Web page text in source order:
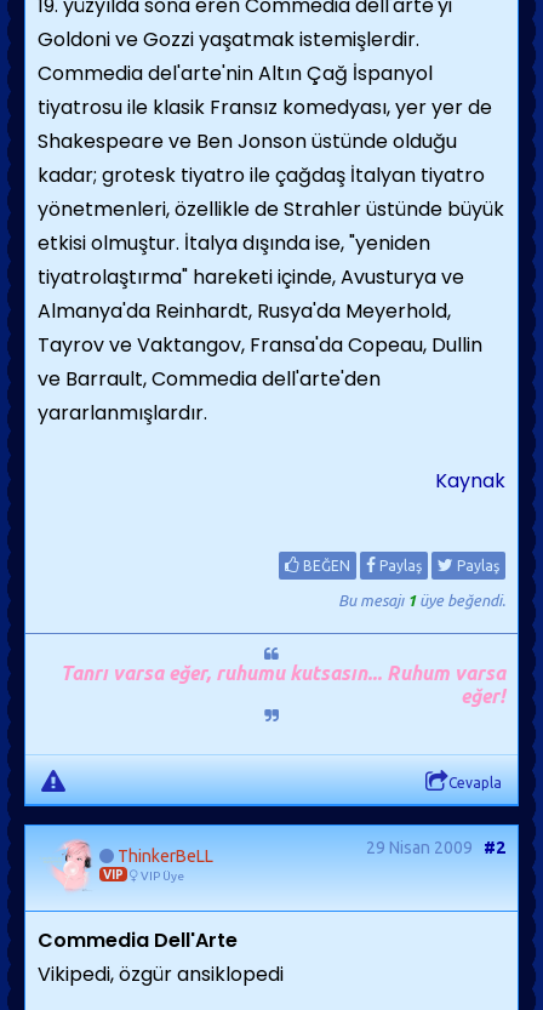
Goldoni ve Gozzi yaşatmak istemişlerdir.
Commedia del'arte'nin Altın Çağ İspanyol
tiyatrosu ile klasik Fransız komedyası, yer yer de
Shakespeare ve Ben Jonson üstünde olduğu
kadar; grotesk tiyatro ile çağdaş İtalyan tiyatro
yönetmenleri, özellikle de Strahler üstünde büyük
etkisi olmuştur. İtalya dışında ise, "yeniden
tiyatrolaştırma" hareketi içinde, Avusturya ve
Almanya'da Reinhardt, Rusya'da Meyerhold,
Tayrov ve Vaktangov, Fransa'da Copeau, Dullin
ve Barrault, Commedia dell'arte'den
yararlanmışlardır.
Kaynak
BEĞEN Paylaş Paylaş
Bu mesajı 1üye beğendi.
Tanrı varsa eğer, ruhumu kutsasın... Ruhum varsa
eğer!
Cevapla
ThinkerBeLL
VIP VIP Üye
29 Nisan 2009 #2
Commedia Dell'Arte
Vikipedi, özgür ansiklopedi